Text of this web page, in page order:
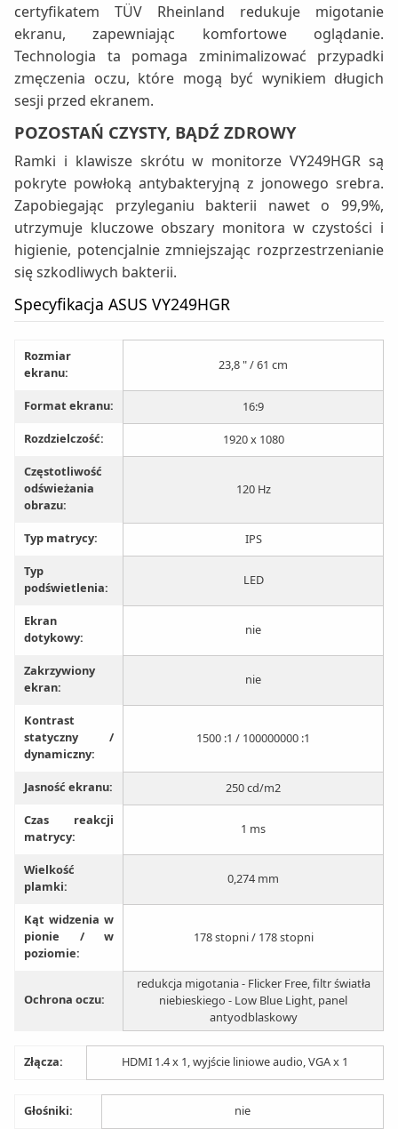
certyfikatem TÜV Rheinland redukuje migotanie
ekranu, zapewniając komfortowe oglądanie.
Technologia ta pomaga zminimalizować przypadki
zmęczenia oczu, które mogą być wynikiem długich
sesji przed ekranem.
POZOSTAŃ CZYSTY, BĄDŹ ZDROWY
Ramki i klawisze skrótu w monitorze VY249HGR są
pokryte powłoką antybakteryjną z jonowego srebra.
Zapobiegając przyleganiu bakterii nawet o 99,9%,
utrzymuje kluczowe obszary monitora w czystości i
higienie, potencjalnie zmniejszając rozprzestrzenianie
się szkodliwych bakterii.
Specyfikacja ASUS VY249HGR
Rozmiar
ekranu:
23,8 " / 61 cm
Format ekranu:
16:9
Rozdzielczość:
1920 x 1080
Częstotliwość
odświeżania
obrazu:
120 Hz
Typ matrycy:
IPS
Typ
podświetlenia:
LED
Ekran
dotykowy:
nie
Zakrzywiony
ekran:
nie
Kontrast
statyczny /
dynamiczny:
1500 :1 / 100000000 :1
Jasność ekranu:
250 cd/m2
Czas reakcji
matrycy:
1 ms
Wielkość
plamki:
0,274 mm
Kąt widzenia w
pionie / w
poziomie:
178 stopni / 178 stopni
Ochrona oczu:
redukcja migotania - Flicker Free, filtr światła
niebieskiego - Low Blue Light‎, panel
antyodblaskowy
Złącza: HDMI 1.4 x 1, wyjście liniowe audio, VGA x 1
Głośniki: nie